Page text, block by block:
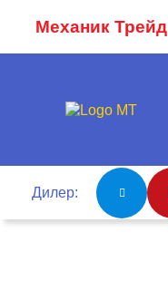
Механик Трейд
Дилер: